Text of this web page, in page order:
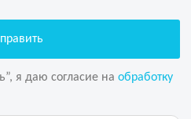
я даю согласие на обработку